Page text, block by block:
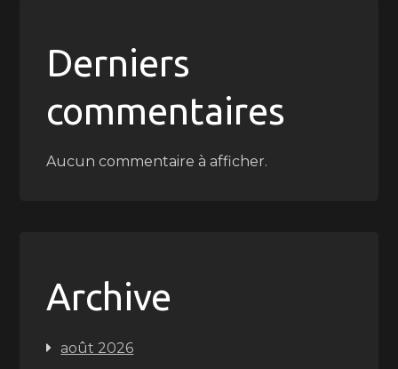
Derniers
commentaires
Aucun commentaire à afficher.
Archive
août 2026